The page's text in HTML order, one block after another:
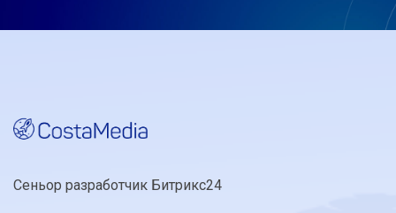
Сеньор разработчик Битрикс24